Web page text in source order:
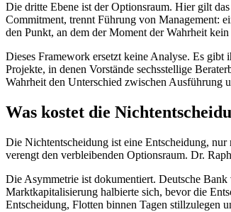
Die dritte Ebene ist der Optionsraum. Hier gilt
Commitment, trennt Führung von Management:
den Punkt, an dem der Moment der Wahrheit
Dieses Framework ersetzt keine Analyse. Es
Projekte, in denen Vorstände sechsstellige
Wahrheit den Unterschied zwischen Ausführung
Was kostet die
Die Nichtentscheidung ist eine Entscheidung,
verengt den verbleibenden Optionsraum. Dr.
Die Asymmetrie ist dokumentiert. Deutsche
Marktkapitalisierung halbierte sich, bevor die
Entscheidung, Flotten binnen Tagen stillzulegen